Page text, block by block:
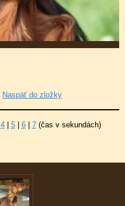
Naspäť do zložky
4| 5| 6| 7(čas v sekundách)